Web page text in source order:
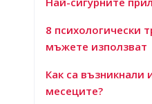
8 психологически
мъжете използват
Как са възникнали
месеците?